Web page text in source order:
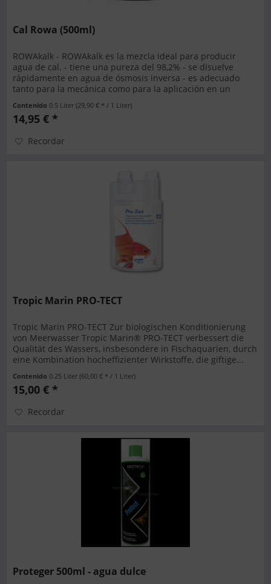
Cal Rowa (500ml)
ROWAkalk - ROWAkalk es la mezcla ideal para producir
agua de cal. - tiene una pureza del 98,2% - se disuelve
rápidamente en agua de ósmosis inversa - es adecuado
tanto para la mecánica como para la aplicación en un
Contenido 0.5 Liter(29,90 € * / 1 Liter)
14,95 € *
Recordar
Tropic Marin PRO-TECT
Tropic Marin PRO-TECT Zur biologischen Konditionierung
von Meerwasser Tropic Marin® PRO-TECT verbessert die
Qualität des Wassers, insbesondere in Fischaquarien, durch
eine Kombination hocheffizienter Wirkstoffe, die giftige...
Contenido 0.25 Liter(60,00 € * / 1 Liter)
15,00 € *
Recordar
Proteger 500ml - agua dulce